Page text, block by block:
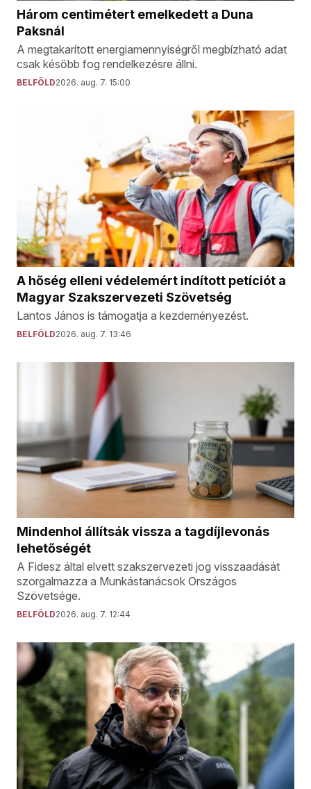
Három centimétert emelkedett a Duna
Paksnál
A megtakarított energiamennyiségről megbízható adat
csak később fog rendelkezésre állni.
BELFÖLD2026. aug. 7. 15:00
A hőség elleni védelemért indított petíciót a
Magyar Szakszervezeti Szövetség
Lantos János is támogatja a kezdeményezést.
BELFÖLD2026. aug. 7. 13:46
Mindenhol állítsák vissza a tagdíjlevonás
lehetőségét
A Fidesz által elvett szakszervezeti jog visszaadását
szorgalmazza a Munkástanácsok Országos
Szövetsége.
BELFÖLD2026. aug. 7. 12:44